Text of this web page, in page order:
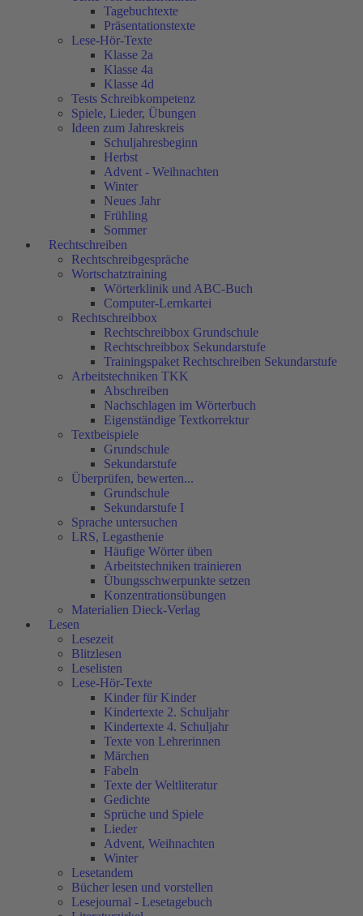
Tagebuchtexte
Präsentationstexte
Lese-Hör-Texte
Klasse 2a
Klasse 4a
Klasse 4d
Tests Schreibkompetenz
Spiele, Lieder, Übungen
Ideen zum Jahreskreis
Schuljahresbeginn
Herbst
Advent - Weihnachten
Winter
Neues Jahr
Frühling
Sommer
Rechtschreiben
Rechtschreibgespräche
Wortschatztraining
Wörterklinik und ABC-Buch
Computer-Lernkartei
Rechtschreibbox
Rechtschreibbox Grundschule
Rechtschreibbox Sekundarstufe
Trainingspaket Rechtschreiben Sekundarstufe
Arbeitstechniken TKK
Abschreiben
Nachschlagen im Wörterbuch
Eigenständige Textkorrektur
Textbeispiele
Grundschule
Sekundarstufe
Überprüfen, bewerten...
Grundschule
Sekundarstufe I
Sprache untersuchen
LRS, Legasthenie
Häufige Wörter üben
Arbeitstechniken trainieren
Übungsschwerpunkte setzen
Konzentrationsübungen
Materialien Dieck-Verlag
Lesen
Lesezeit
Blitzlesen
Leselisten
Lese-Hör-Texte
Kinder für Kinder
Kindertexte 2. Schuljahr
Kindertexte 4. Schuljahr
Texte von Lehrerinnen
Märchen
Fabeln
Texte der Weltliteratur
Gedichte
Sprüche und Spiele
Lieder
Advent, Weihnachten
Winter
Lesetandem
Bücher lesen und vorstellen
Lesejournal - Lesetagebuch